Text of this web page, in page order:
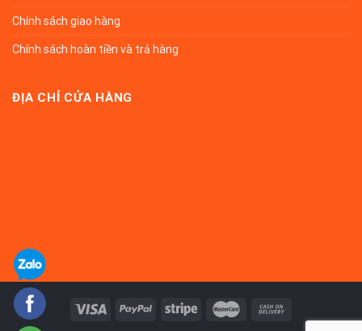
Chính sách giao hàng
Chính sách hoàn tiền và trả hàng
ĐỊA CHỈ CỬA HÀNG